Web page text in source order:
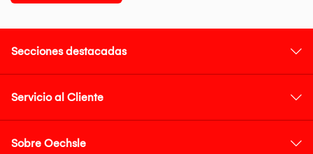
Secciones destacadas
Servicio al Cliente
Sobre Oechsle